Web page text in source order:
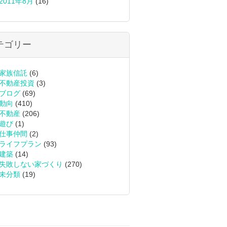
ゴリー
族信託 (6)
動産投資 (3)
ログ (69)
向 (410)
動産 (206)
び (1)
事仲間 (2)
イフプラン (93)
築 (14)
敗しない家づくり (270)
分類 (19)